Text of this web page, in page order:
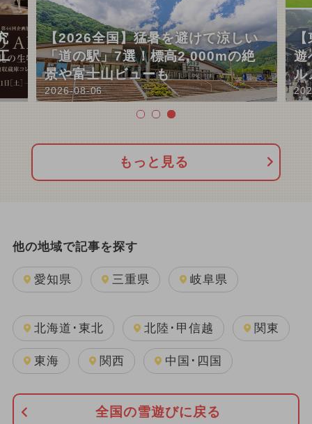
【2026全国】猛暑を避けて涼しい
「道の駅」7選！標高2,000mの絶
景や富士山ビューも
2026-08-06
【
遊
ル
もっと見る
他の地域で記事を探す
愛知県 三重県 岐阜県
北海道･東北 北陸･甲信越 関東
東海 関西 中国･四国
全国の雪遊びに戻る